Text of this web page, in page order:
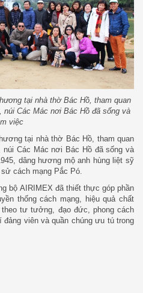
tại nhà thờ Bác Hồ, tham quan
núi Các Mác nơi Bác Hồ đã sống và
việc
tại nhà thờ Bác Hồ, tham quan
Các Mác nơi Bác Hồ đã sống và
dâng hương mộ anh hùng liệt sỹ
cách mạng Pắc Pó.
bộ AIRIMEX đã thiết thực góp phần
thống cách mạng, hiệu quả chất
tư tưởng, đạo đức, phong cách
viên và quần chúng ưu tú trong